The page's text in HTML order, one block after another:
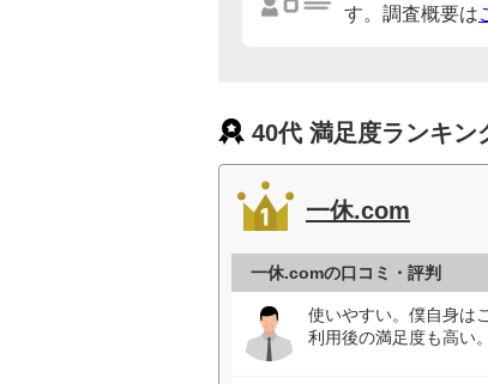
す。調査概要は
40代 満足度ランキン
一休.com
一休.comの口コミ・評判
使いやすい。僕自身は
利用後の満足度も高い